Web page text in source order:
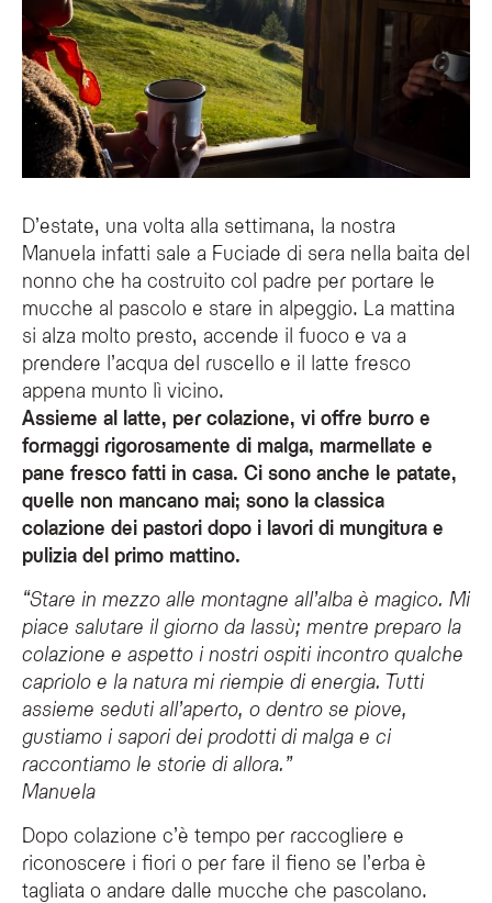
D’estate, una volta alla settimana, la nostra
Manuela infatti sale a Fuciade di sera nella baita del
nonno che ha costruito col padre per portare le
mucche al pascolo e stare in alpeggio. La mattina
si alza molto presto, accende il fuoco e va a
prendere l’acqua del ruscello e il latte fresco
appena munto lì vicino.
Assieme al latte, per colazione, vi offre burro e
formaggi rigorosamente di malga, marmellate e
pane fresco fatti in casa. Ci sono anche le patate,
quelle non mancano mai; sono la classica
colazione dei pastori dopo i lavori di mungitura e
pulizia del primo mattino.
“Stare in mezzo alle montagne all’alba è magico. Mi
piace salutare il giorno da lassù; mentre preparo la
colazione e aspetto i nostri ospiti incontro qualche
capriolo e la natura mi riempie di energia. Tutti
assieme seduti all’aperto, o dentro se piove,
gustiamo i sapori dei prodotti di malga e ci
raccontiamo le storie di allora.”
Manuela
Dopo colazione c’è tempo per raccogliere e
riconoscere i fiori o per fare il fieno se l’erba è
tagliata o andare dalle mucche che pascolano.